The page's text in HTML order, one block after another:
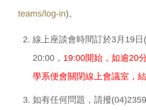
teams/log-in)。
線上座談會時間訂於3月19
20:00， 19:00開始，如逾20
學系便會關閉線上會議室，結
如有任何問題，請撥